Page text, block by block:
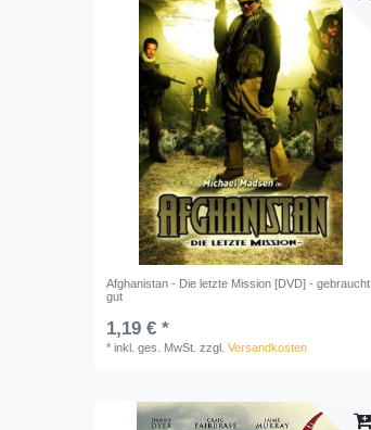
Afghanistan - Die letzte Mission [DVD] - gebraucht
gut
1,19 € *
*inkl. ges. MwSt. zzgl.Versandkosten